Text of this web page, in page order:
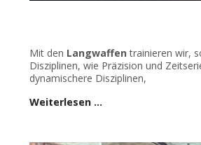
Mit den Langwaffen trainieren wir,
Disziplinen, wie Präzision und
dynamischere Disziplinen,
Weiterlesen …